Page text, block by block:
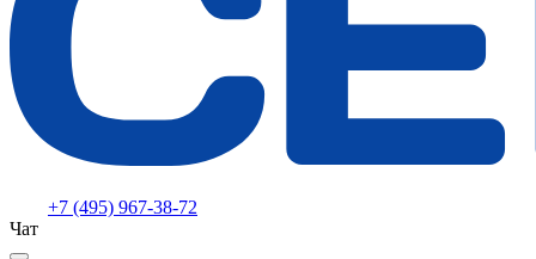
+7 (495) 967-38-72
Чат